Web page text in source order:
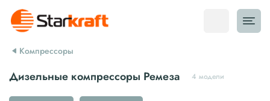
Компрессоры
Дизельные компрессоры Ремеза 4 модели